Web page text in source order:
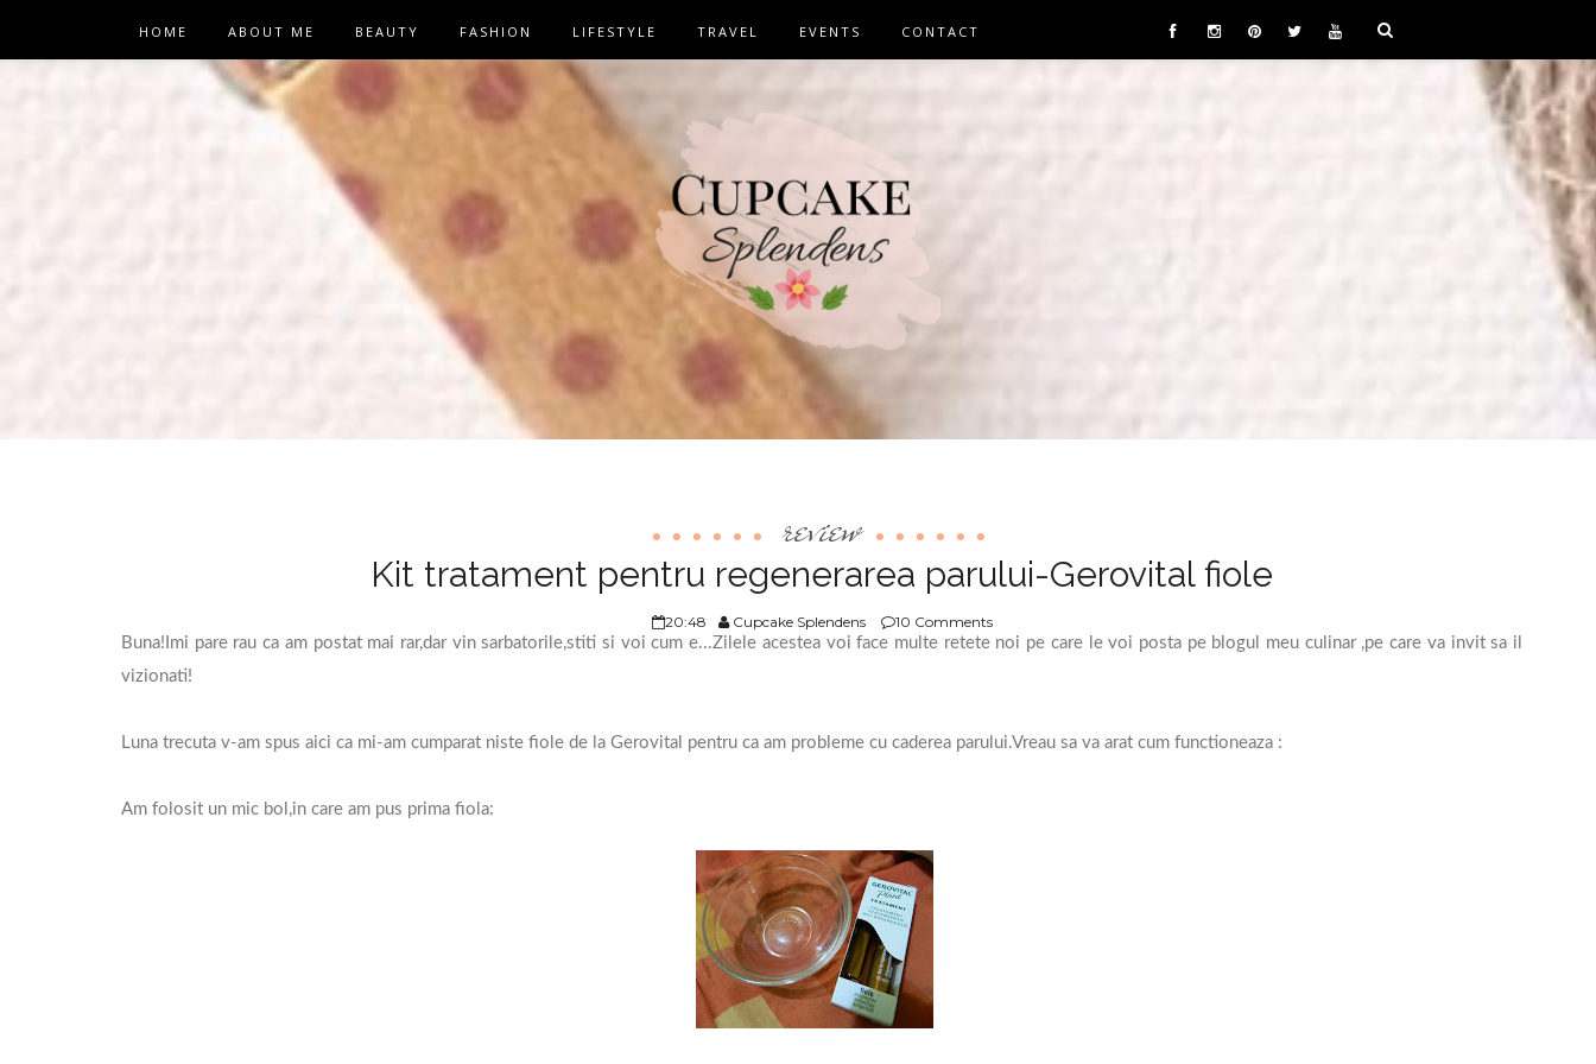
HOME ABOUT ME BEAUTY FASHION LIFESTYLE TRAVEL EVENTS CONTACT
review
Kit tratament pentru regenerarea parului-Gerovital fiole
20:48 Cupcake Splendens
10 Comments
Buna!Imi pare rau ca am postat mai rar,dar vin sarbatorile,stiti si voi cum e...Zilele acestea voi face multe retete noi pe care le voi posta pe blogul meu culinar ,pe care va invit sa il
vizionati!
Luna trecuta v-am spus aici ca mi-am cumparat niste fiole de la Gerovital pentru ca am probleme cu caderea parului.Vreau sa va arat cum functioneaza :
Am folosit un mic bol,in care am pus prima fiola: